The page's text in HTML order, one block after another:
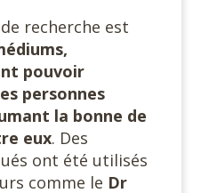
recherche est
pouvoir
personnes
la bonne de
eux. Des
ont été utilisés
comme le Dr